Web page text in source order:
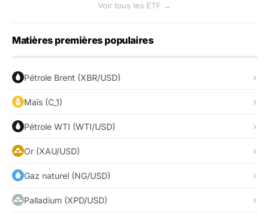
Voir tous les ETF →
Matières premières populaires
Pétrole Brent (XBR/USD)
Maïs (C_1)
Pétrole WTI (WTI/USD)
Or (XAU/USD)
Gaz naturel (NG/USD)
Palladium (XPD/USD)